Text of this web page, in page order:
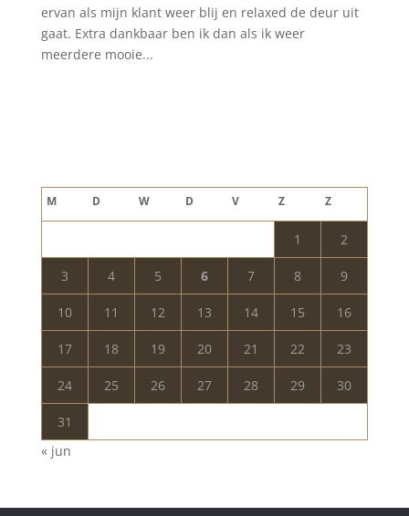
ervan als mijn klant weer blij en relaxed de deur uit
gaat. Extra dankbaar ben ik dan als ik weer
meerdere mooie...
M D W D V Z Z
1 2
3 4 5 6 7 8 9
10 11 12 13 14 15 16
17 18 19 20 21 22 23
24 25 26 27 28 29 30
31
« jun